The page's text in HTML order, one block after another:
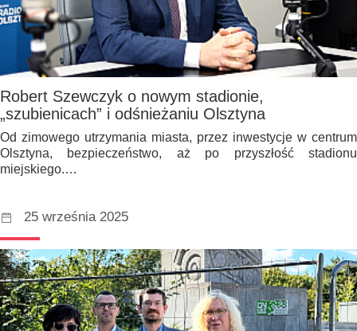
Robert Szewczyk o nowym stadionie,
„szubienicach” i odśnieżaniu Olsztyna
Od zimowego utrzymania miasta, przez inwestycje w centrum
Olsztyna, bezpieczeństwo, aż po przyszłość stadionu
miejskiego.…
25 września 2025